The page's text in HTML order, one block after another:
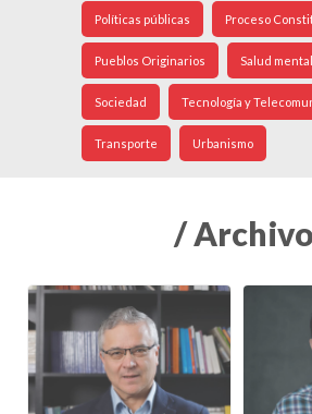
Políticas públicas Proceso
Pueblos Originarios Salud mental
Sociedad Tecnología y
Transporte Urbanismo
/ Archivo